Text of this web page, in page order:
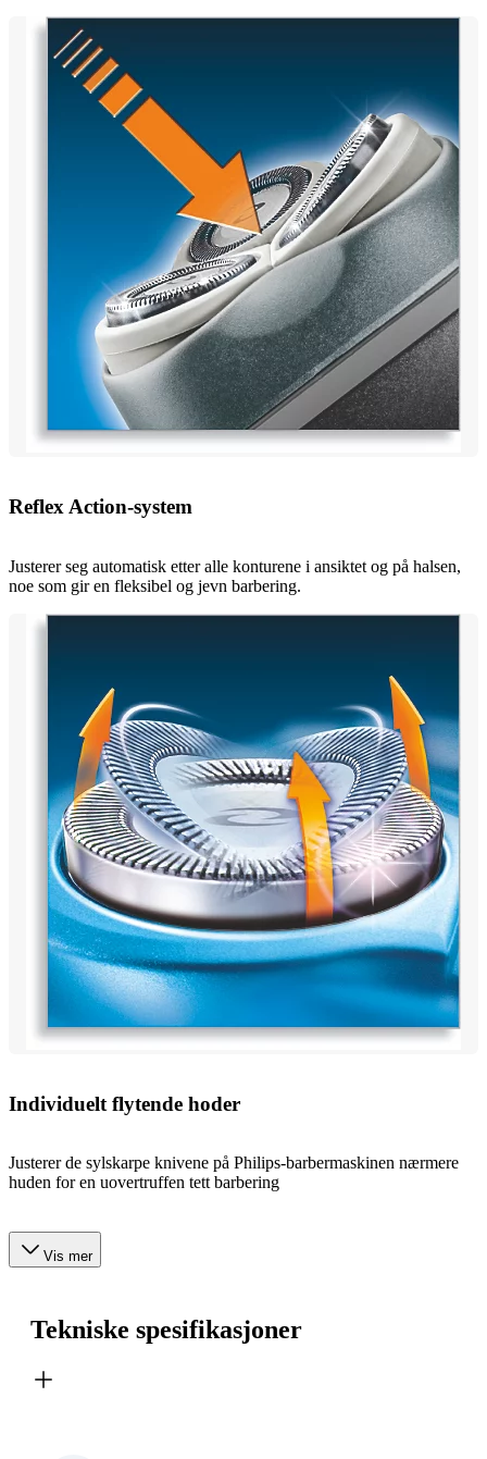
Reflex Action-system
Justerer seg automatisk etter alle konturene i ansiktet og på halsen,
noe som gir en fleksibel og jevn barbering.
Individuelt flytende hoder
Justerer de sylskarpe knivene på Philips-barbermaskinen nærmere
huden for en uovertruffen tett barbering
Vis mer
Tekniske spesifikasjoner